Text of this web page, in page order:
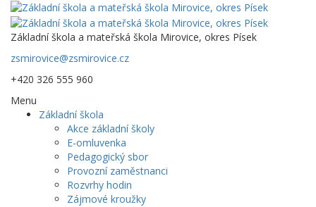
Základní škola a mateřská škola Mirovice, okres Písek
zsmirovice@zsmirovice.cz
+420 326 555 960
Menu
Základní škola
Akce základní školy
E-omluvenka
Pedagogický sbor
Provozní zaměstnanci
Rozvrhy hodin
Zájmové kroužky